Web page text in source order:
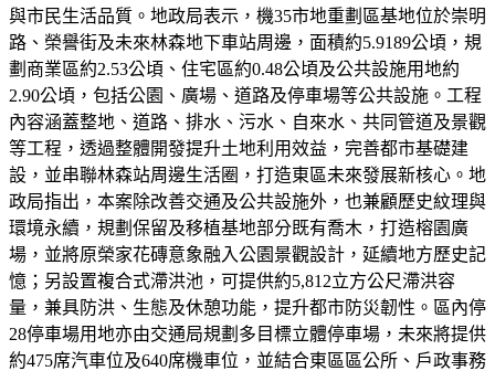
與市民生活品質。地政局表示，機35市地重劃區基地位於崇明
路、榮譽街及未來林森地下車站周邊，面積約5.9189公頃，規
劃商業區約2.53公頃、住宅區約0.48公頃及公共設施用地約
2.90公頃，包括公園、廣場、道路及停車場等公共設施。工程
內容涵蓋整地、道路、排水、污水、自來水、共同管道及景觀
等工程，透過整體開發提升土地利用效益，完善都市基礎建
設，並串聯林森站周邊生活圈，打造東區未來發展新核心。地
政局指出，本案除改善交通及公共設施外，也兼顧歷史紋理與
環境永續，規劃保留及移植基地部分既有喬木，打造榕園廣
場，並將原榮家花磚意象融入公園景觀設計，延續地方歷史記
憶；另設置複合式滯洪池，可提供約5,812立方公尺滯洪容
量，兼具防洪、生態及休憩功能，提升都市防災韌性。區內停
28停車場用地亦由交通局規劃多目標立體停車場，未來將提供
約475席汽車位及640席機車位，並結合東區區公所、戶政事務